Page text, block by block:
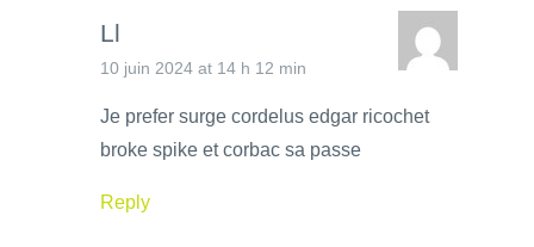
Ll
10 juin 2024 at 14 h 12 min
Je prefer surge cordelus edgar ricochet
broke spike et corbac sa passe
Reply